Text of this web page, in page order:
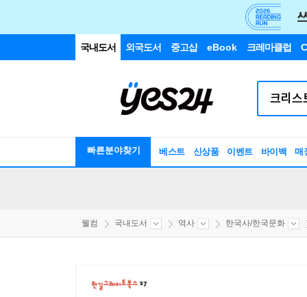
국내도서 외국도서 중고샵 eBook 크레마클럽
빠른분야찾기 베스트 신상품 이벤트 바이백 매
웰컴 국내도서 역사 한국사/한국문화